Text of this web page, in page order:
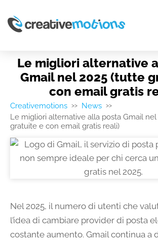
Le migliori alternative
Gmail nel 2025 (tutte
con email gratis
Creativemotions >> News >>
Le migliori alternative alla posta Gmail
gratuite e con email gratis reali)
Nel 2025, il numero di utenti che
l’idea di cambiare provider di posta
costante aumento. Gmail continua a